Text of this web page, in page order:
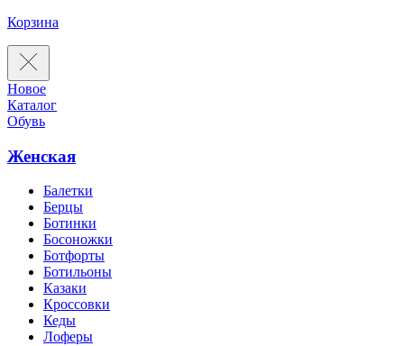
Корзина
Новое
Каталог
Обувь
Женская
Балетки
Берцы
Ботинки
Босоножки
Ботфорты
Ботильоны
Казаки
Кроссовки
Кеды
Лоферы